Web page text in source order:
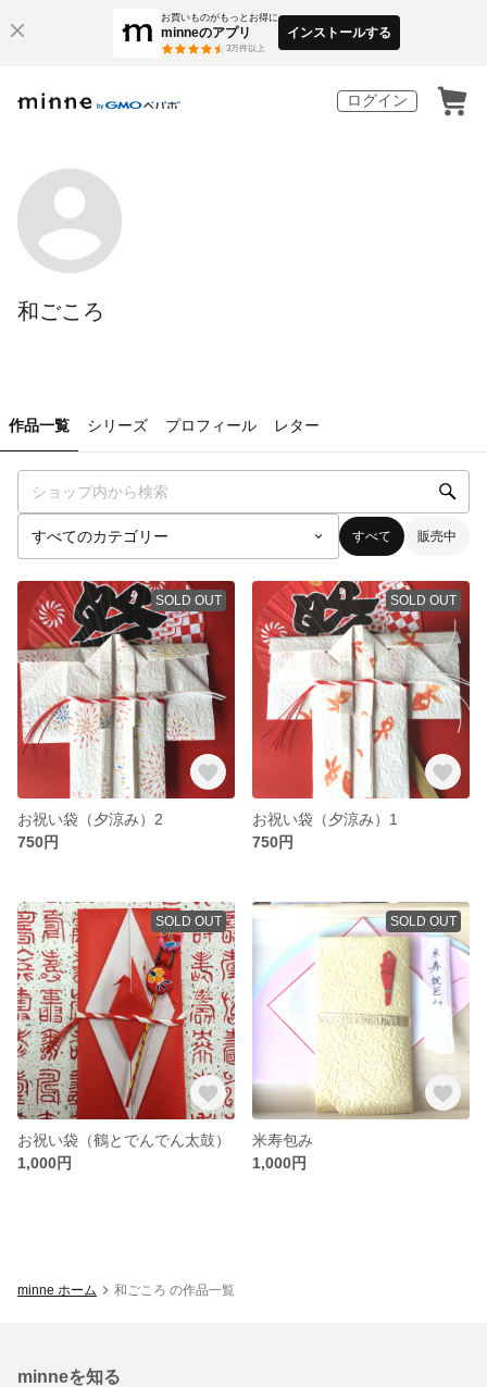
お買いものがもっとお得に
minneのアプリ
3万件以上
インストールする
ログイン
和ごころ
作品一覧 シリーズ プロフィール レター
すべて 販売中
SOLD OUT
お祝い袋（夕涼み）2
750円
SOLD OUT
お祝い袋（夕涼み）1
750円
SOLD OUT
お祝い袋（鶴とでんでん太鼓）
1,000円
SOLD OUT
米寿包み
1,000円
minne ホーム 和ごころ の作品一覧
minneを知る